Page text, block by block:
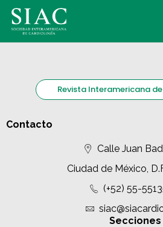
Revista Interamericana
Contacto
Calle Juan
Ciudad de México,
(+52) 55-
Secciones